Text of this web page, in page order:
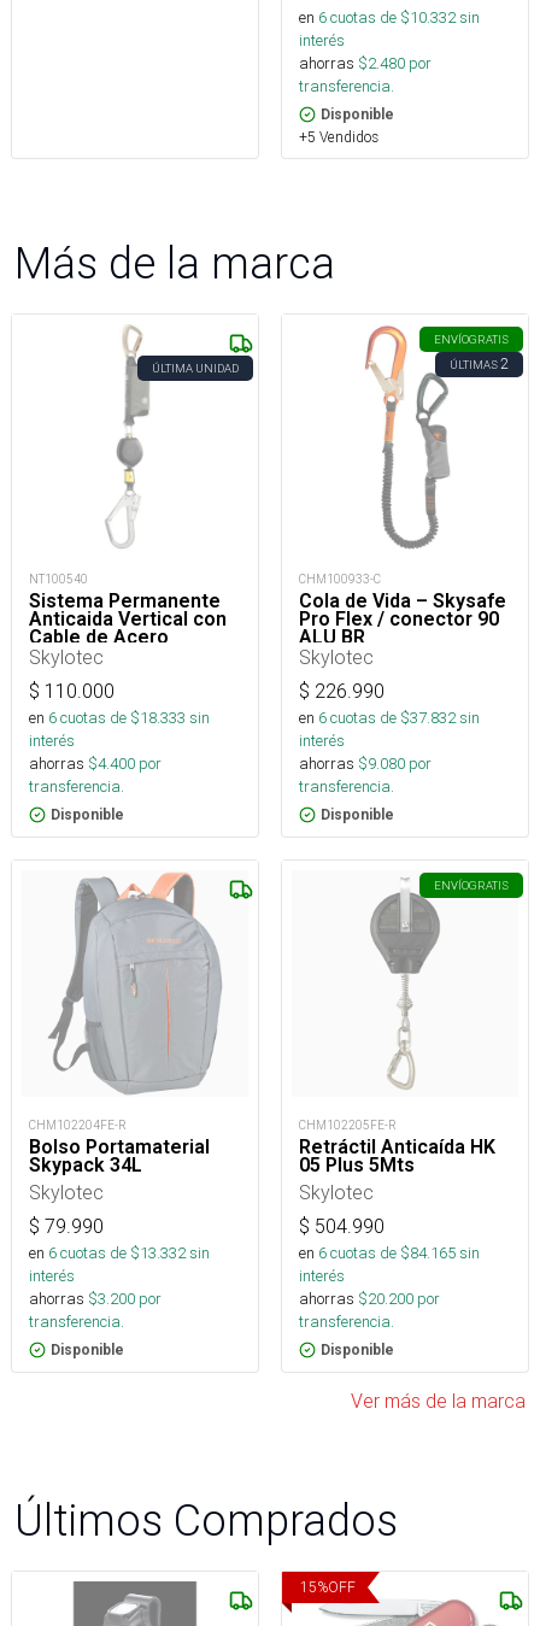
en 6cuotas de $10.332sin
interés
ahorras $2.480 por
transferencia.
Disponible
+5 Vendidos
Más de la marca
ÚLTIMA UNIDAD
NT100540
Sistema Permanente
Anticaida Vertical con
Cable de Acero
Accesorio Anclaje
Inferior para Escaleras
Skylotec
$ 110.000
en 6cuotas de $18.333 sin
interés
ahorras $4.400 por
transferencia.
Disponible
ENVÍOGRATIS
ÚLTIMAS2
CHM100933-C
Cola de Vida – Skysafe
Pro Flex / conector 90
ALU BR
Skylotec
$ 226.990
en 6cuotas de $37.832sin
interés
ahorras $9.080 por
transferencia.
Disponible
CHM102204FE-R
Bolso Portamaterial
Skypack 34L
Skylotec
$ 79.990
en 6cuotas de $13.332sin
interés
ahorras $3.200 por
transferencia.
Disponible
ENVÍOGRATIS
CHM102205FE-R
Retráctil Anticaída HK
05 Plus 5Mts
Skylotec
$ 504.990
en 6cuotas de $84.165sin
interés
ahorras $20.200 por
transferencia.
Disponible
Ver más de la marca
Últimos Comprados
15%OFF